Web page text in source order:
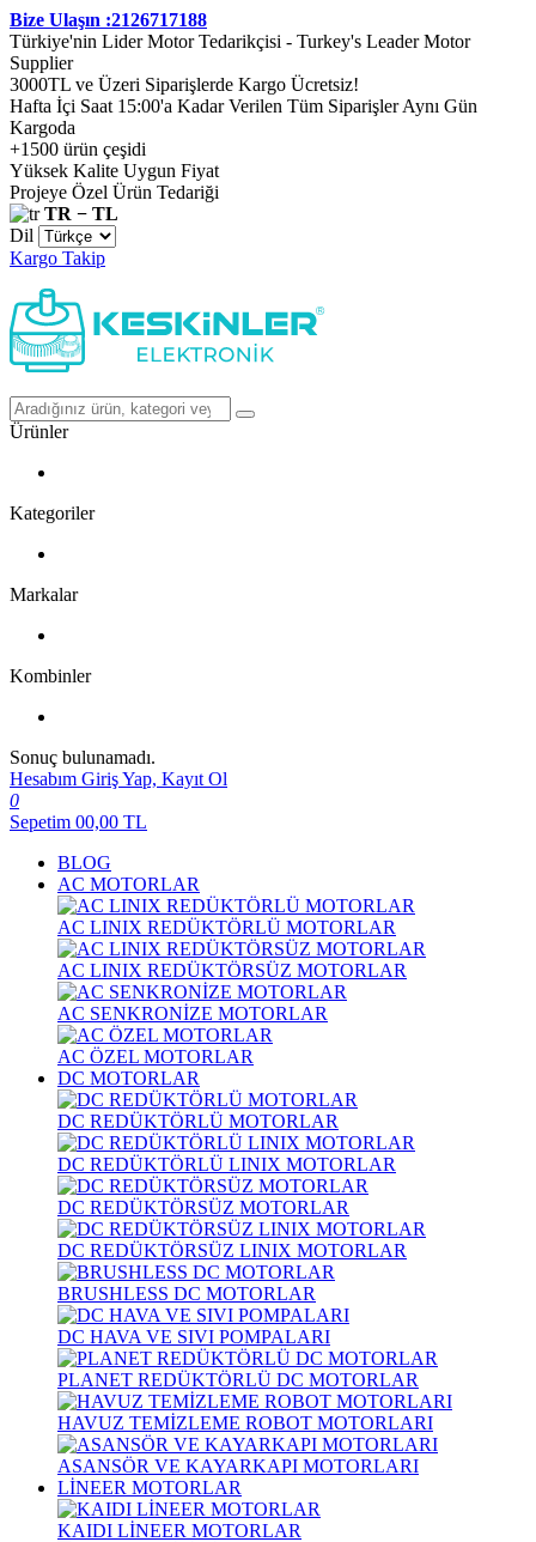
Bize Ulaşın :2126717188
Türkiye'nin Lider Motor Tedarikçisi - Turkey's Leader Motor
Supplier
3000TL ve Üzeri Siparişlerde Kargo Ücretsiz!
Hafta İçi Saat 15:00'a Kadar Verilen Tüm Siparişler Aynı Gün
Kargoda
+1500 ürün çeşidi
Yüksek Kalite Uygun Fiyat
Projeye Özel Ürün Tedariği
TR − TL
Dil
Kargo Takip
Ürünler
Kategoriler
Markalar
Kombinler
Sonuç bulunamadı.
Hesabım Giriş Yap, Kayıt Ol
0
Sepetim 00,00 TL
BLOG
AC MOTORLAR
AC LINIX REDÜKTÖRLÜ MOTORLAR
AC LINIX REDÜKTÖRSÜZ MOTORLAR
AC SENKRONİZE MOTORLAR
AC ÖZEL MOTORLAR
DC MOTORLAR
DC REDÜKTÖRLÜ MOTORLAR
DC REDÜKTÖRLÜ LINIX MOTORLAR
DC REDÜKTÖRSÜZ MOTORLAR
DC REDÜKTÖRSÜZ LINIX MOTORLAR
BRUSHLESS DC MOTORLAR
DC HAVA VE SIVI POMPALARI
PLANET REDÜKTÖRLÜ DC MOTORLAR
HAVUZ TEMİZLEME ROBOT MOTORLARI
ASANSÖR VE KAYARKAPI MOTORLARI
LİNEER MOTORLAR
KAIDI LİNEER MOTORLAR